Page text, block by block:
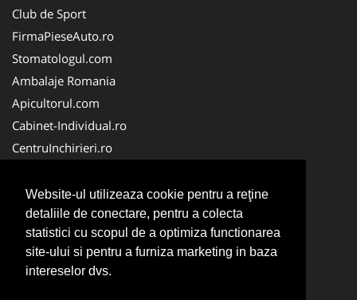
Website-ul utilizeaza cookie pentru a reţine
detaliile de conectare, pentru a colecta
statistici cu scopul de a optimiza functionarea
site-ului si pentru a furniza marketing in baza
intereselor dvs.
Club de Sport
FirmaPieseAuto.ro
Stomatologul.com
Ambalaje Romania
Apicultorul.com
Cabinet-Individual.ro
CentruInchirieri.ro
FirmaDeratizare.ro
InstructorScoalaAuto.ro
SalonFrizerieCanina.com
Scoala Auto